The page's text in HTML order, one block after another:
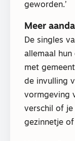
geworden.’
Meer
De singles
allemaal
met
de invulling
vormgeving
verschil of je
gezinnetje